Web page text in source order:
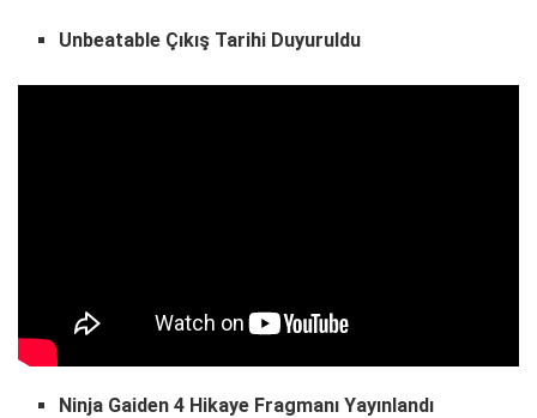
Unbeatable Çıkış Tarihi Duyuruldu
Ninja Gaiden 4 Hikaye Fragmanı Yayınlandı